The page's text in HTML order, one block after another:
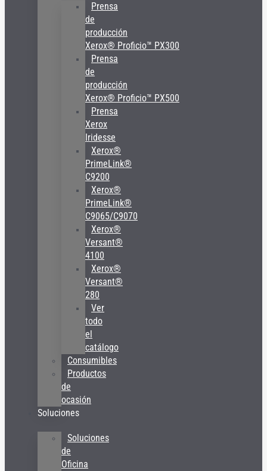
Prensa
de
producción
Xerox® Proficio™ PX300
Prensa
de
producción
Xerox® Proficio™ PX500
Prensa
Xerox
Iridesse
Xerox®
PrimeLink®
C9200
Xerox®
PrimeLink®
C9065/C9070
Xerox®
Versant®
4100
Xerox®
Versant®
280
Ver
todo
el
catálogo
Consumibles
Productos
de
ocasión
Soluciones
Soluciones
de
Oficina